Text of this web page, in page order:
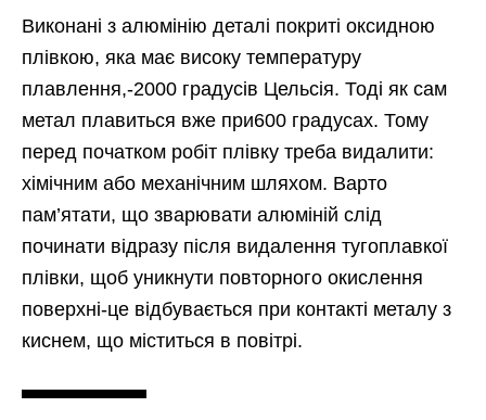
Виконані з алюмінію деталі покриті оксидною
плівкою, яка має високу температуру
плавлення,-2000 градусів Цельсія. Тоді як сам
метал плавиться вже при600 градусах. Тому
перед початком робіт плівку треба видалити:
хімічним або механічним шляхом. Варто
пам’ятати, що зварювати алюміній слід
починати відразу після видалення тугоплавкої
плівки, щоб уникнути повторного окислення
поверхні-це відбувається при контакті металу з
киснем, що міститься в повітрі.